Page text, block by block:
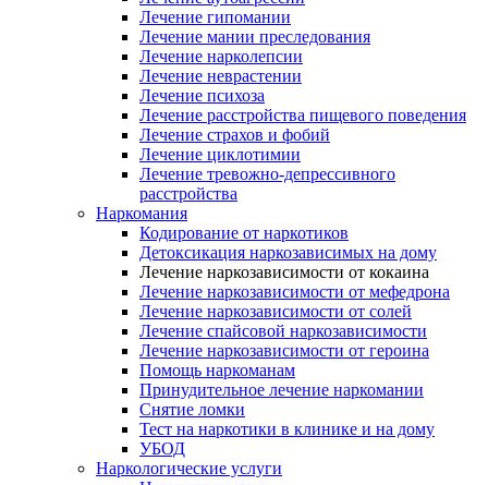
Лечение гипомании
Лечение мании преследования
Лечение нарколепсии
Лечение неврастении
Лечение психоза
Лечение расстройства пищевого поведения
Лечение страхов и фобий
Лечение циклотимии
Лечение тревожно-депрессивного
расстройства
Наркомания
Кодирование от наркотиков
Детоксикация наркозависимых на дому
Лечение наркозависимости от кокаина
Лечение наркозависимости от мефедрона
Лечение наркозависимости от солей
Лечение спайсовой наркозависимости
Лечение наркозависимости от героина
Помощь наркоманам
Принудительное лечение наркомании
Снятие ломки
Тест на наркотики в клинике и на дому
УБОД
Наркологические услуги